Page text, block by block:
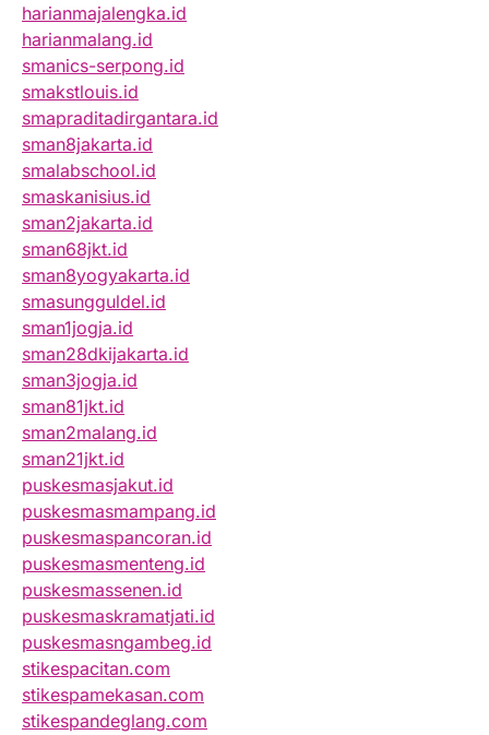
harianmajalengka.id
harianmalang.id
smanics-serpong.id
smakstlouis.id
smapraditadirgantara.id
sman8jakarta.id
smalabschool.id
smaskanisius.id
sman2jakarta.id
sman68jkt.id
sman8yogyakarta.id
smasungguldel.id
sman1jogja.id
sman28dkijakarta.id
sman3jogja.id
sman81jkt.id
sman2malang.id
sman21jkt.id
puskesmasjakut.id
puskesmasmampang.id
puskesmaspancoran.id
puskesmasmenteng.id
puskesmassenen.id
puskesmaskramatjati.id
puskesmasngambeg.id
stikespacitan.com
stikespamekasan.com
stikespandeglang.com